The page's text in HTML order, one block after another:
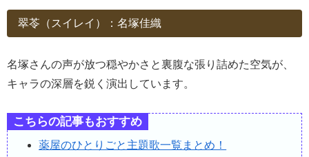
翠苓（スイレイ）：名塚佳織
名塚さんの声が放つ穏やかさと裏腹な張り詰めた空気が、
キャラの深層を鋭く演出しています。
こちらの記事もおすすめ
薬屋のひとりごと主題歌一覧まとめ！